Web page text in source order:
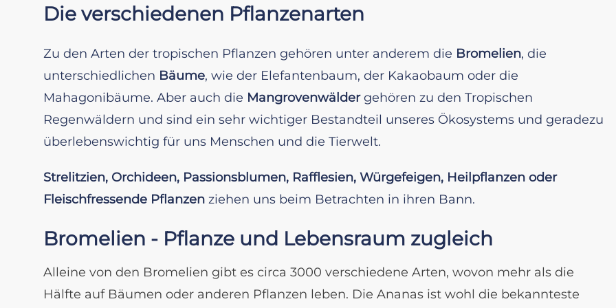
Die verschiedenen Pflanzenarten
Zu den Arten der tropischen Pflanzen gehören unter anderem die Bromelien, die
unterschiedlichen Bäume, wie der Elefantenbaum, der Kakaobaum oder die
Mahagonibäume. Aber auch die Mangrovenwäldergehören zu den Tropischen
Regenwäldern und sind ein sehr wichtiger Bestandteil unseres Ökosystems und geradezu
überlebenswichtig für uns Menschen und die Tierwelt.
Strelitzien, Orchideen, Passionsblumen, Rafflesien, Würgefeigen, Heilpflanzen oder
Fleischfressende Pflanzen ziehen uns beim Betrachten in ihren Bann.
Bromelien - Pflanze und Lebensraum zugleich
Alleine von den Bromelien gibt es circa 3000 verschiedene Arten, wovon mehr als die
Hälfte auf Bäumen oder anderen Pflanzen leben. Die Ananas ist wohl die bekannteste